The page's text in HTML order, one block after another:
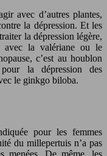
avec d’autres plantes,
la dépression. Et les
la dépression légère,
avec la valériane ou le
c’est au houblon
la dépression des
le ginkgo biloba.
pour les femmes
du millepertuis n’a pas
menées. De même, les